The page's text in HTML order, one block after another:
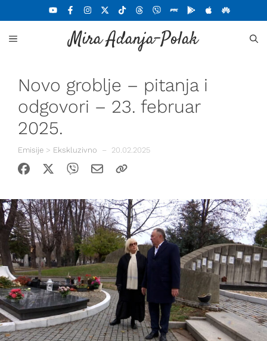
na
sadržaj
Mira Adanja-Polak
MENU
Novo groblje – pitanja i
odgovori – 23. februar
2025.
Emisije > Ekskluzivno – 20.02.2025